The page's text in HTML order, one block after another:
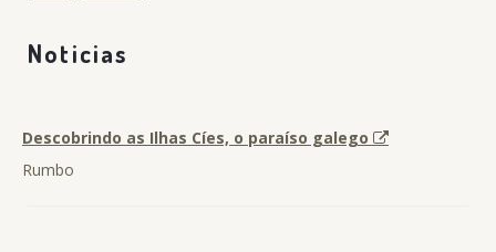
Noticias
Descobrindo as Ilhas Cíes, o paraíso galego
Rumbo